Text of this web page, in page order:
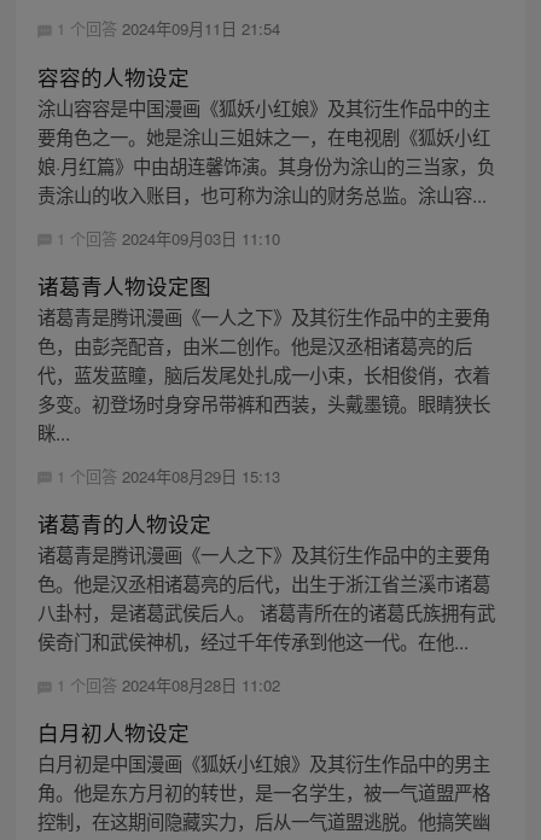
1 个回答 2024年09月11日 21:54
容容的人物设定
涂山容容是中国漫画《狐妖小红娘》及其衍生作品中的主
要角色之一。她是涂山三姐妹之一，在电视剧《狐妖小红
娘·月红篇》中由胡连馨饰演。其身份为涂山的三当家，负
责涂山的收入账目，也可称为涂山的财务总监。涂山容...
1 个回答 2024年09月03日 11:10
诸葛青人物设定图
诸葛青是腾讯漫画《一人之下》及其衍生作品中的主要角
色，由彭尧配音，由米二创作。他是汉丞相诸葛亮的后
代，蓝发蓝瞳，脑后发尾处扎成一小束，长相俊俏，衣着
多变。初登场时身穿吊带裤和西装，头戴墨镜。眼睛狭长
眯...
1 个回答 2024年08月29日 15:13
诸葛青的人物设定
诸葛青是腾讯漫画《一人之下》及其衍生作品中的主要角
色。他是汉丞相诸葛亮的后代，出生于浙江省兰溪市诸葛
八卦村，是诸葛武侯后人。 诸葛青所在的诸葛氏族拥有武
侯奇门和武侯神机，经过千年传承到他这一代。在他...
1 个回答 2024年08月28日 11:02
白月初人物设定
白月初是中国漫画《狐妖小红娘》及其衍生作品中的男主
角。他是东方月初的转世，是一名学生，被一气道盟严格
控制，在这期间隐藏实力，后从一气道盟逃脱。他搞笑幽